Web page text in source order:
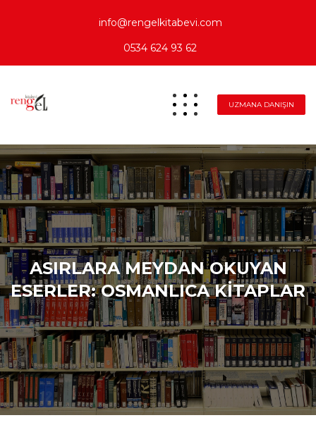
info@rengelkitabevi.com
0534 624 93 62
UZMANA DANIŞIN
ASIRLARA MEYDAN OKUYAN
ESERLER: OSMANLICA KİTAPLAR